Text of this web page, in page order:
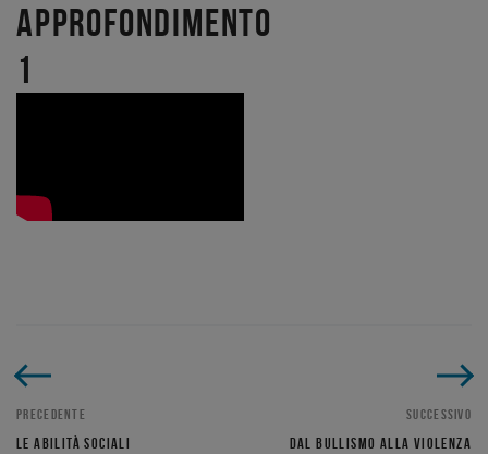
APPROFONDIMENTO
1
PRECEDENTE
LE ABILITÀ SOCIALI
SUCCESSIVO
DAL BULLISMO ALLA VIOLENZA